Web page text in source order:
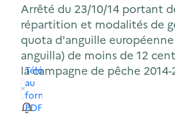
Arrêté du 23/10/14 portant
répartition et modalités de
quota d'anguille
anguilla) de moins de 12
la campagne de pêche 2014-
Télécharger
au
format
PDF